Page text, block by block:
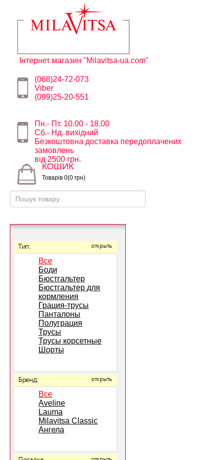
Інтернет магазин "Milavitsa-ua.com"
(068)24-72-073
Viber
(099)25-20-551
Пн.- Пт. 10.00 - 18.00
Сб.- Нд. вихідний
Безкоштовна доставка передоплачених
замовлень
від 2500 грн.
КОШИК
Товарів 0(0 грн)
Тип: открыть
Все
Боди
Бюстгальтер
Бюстгальтер для
кормления
Грация-трусы
Панталоны
Полуграция
Трусы
Трусы корсетные
Шорты
Бренд: открыть
Все
Aveline
Lauma
Milavitsa Classic
Ангела